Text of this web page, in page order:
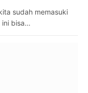
sudah memasuki
ini bisa…